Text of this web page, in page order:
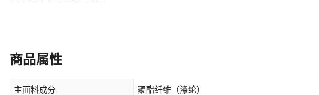
商品属性
主面料成分 聚酯纤维（涤纶）